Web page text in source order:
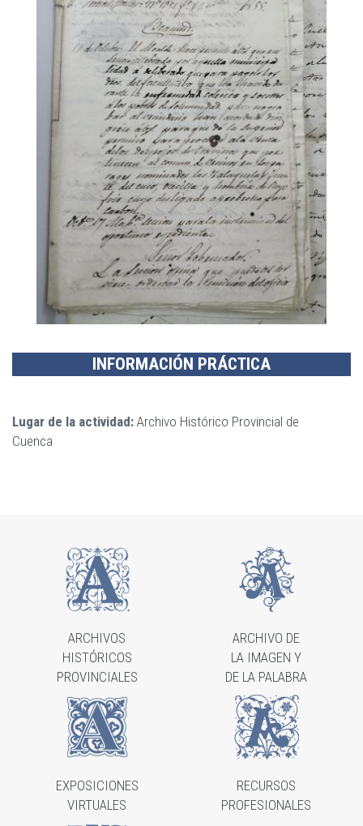
INFORMACIÓN PRÁCTICA
Lugar de la actividad: Archivo Histórico Provincial de
Cuenca
ARCHIVOS
HISTÓRICOS
PROVINCIALES
ARCHIVO DE
LA IMAGEN Y
DE LA PALABRA
EXPOSICIONES
VIRTUALES
RECURSOS
PROFESIONALES